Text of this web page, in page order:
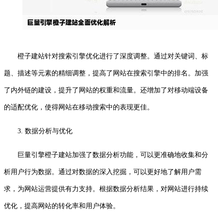
橙子建站针对搜索引擎优化进行了深度调整。通过对关键词、标
题、描述等元素的精细调整，提高了网站在搜索引擎中的排名。加强
了内外链的建设，提升了网站的权重和流量。还增加了对移动端设备
的适配优化，使得网站在移动搜索中的表现更佳。
3. 数据分析与优化
巨量引擎橙子建站加强了数据分析功能，可以更准确地收集和分
析用户行为数据。通过对数据的深入挖掘，可以更好地了解用户需
求，为网站运营提供有力支持。根据数据分析结果，对网站进行持续
优化，提高网站的转化率和用户体验。